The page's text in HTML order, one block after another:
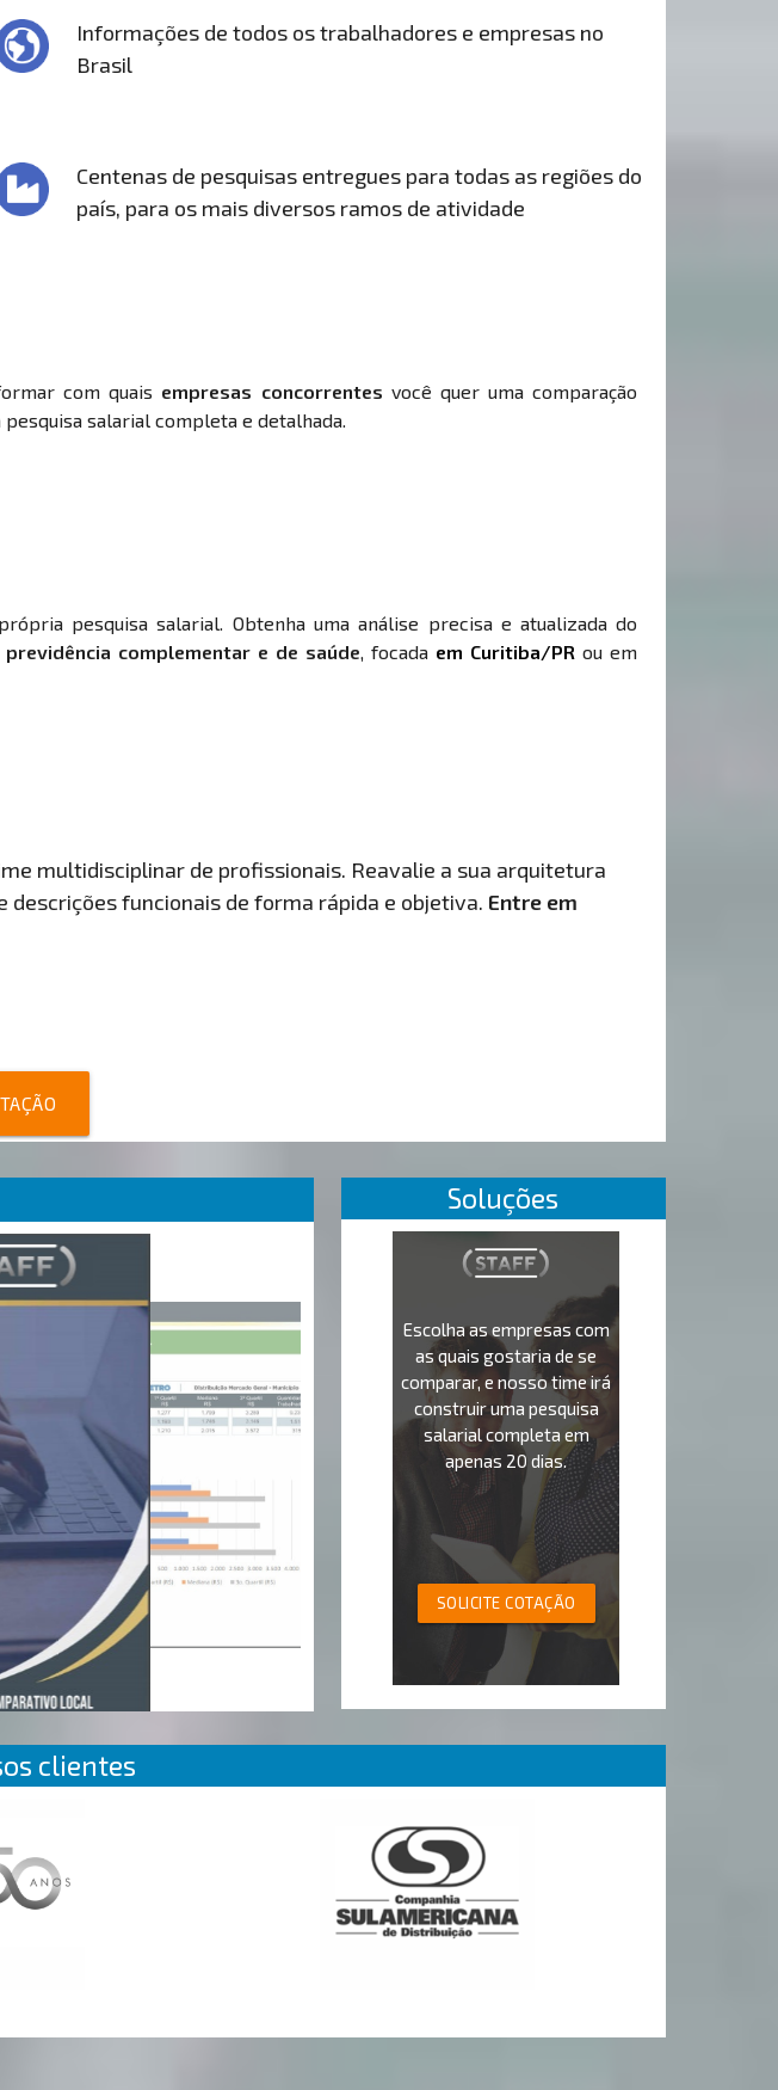
Informações de todos os trabalhadores e empresas no
Brasil
Centenas de pesquisas entregues para todas as regiões do
país, para os mais diversos ramos de atividade
com quais empresas concorrentes você quer uma comparação
pesquisa salarial completa e detalhada.
pesquisa salarial. Obtenha uma análise precisa e atualizada do
complementar e de saúde, focada em Curitiba/PR ou em
multidisciplinar de profissionais. Reavalie a sua arquitetura
funcionais de forma rápida e objetiva. Entre em
Soluções
Escolha as empresas com
as quais gostaria de se
comparar, e nosso time irá
construir uma pesquisa
salarial completa em
apenas 20 dias.
SOLICITE COTAÇÃO
clientes